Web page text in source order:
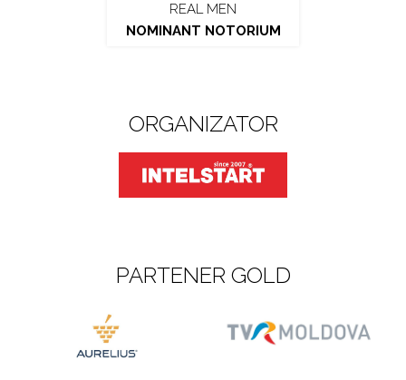
REAL MEN
NOMINANT NOTORIUM
ORGANIZATOR
PARTENER GOLD